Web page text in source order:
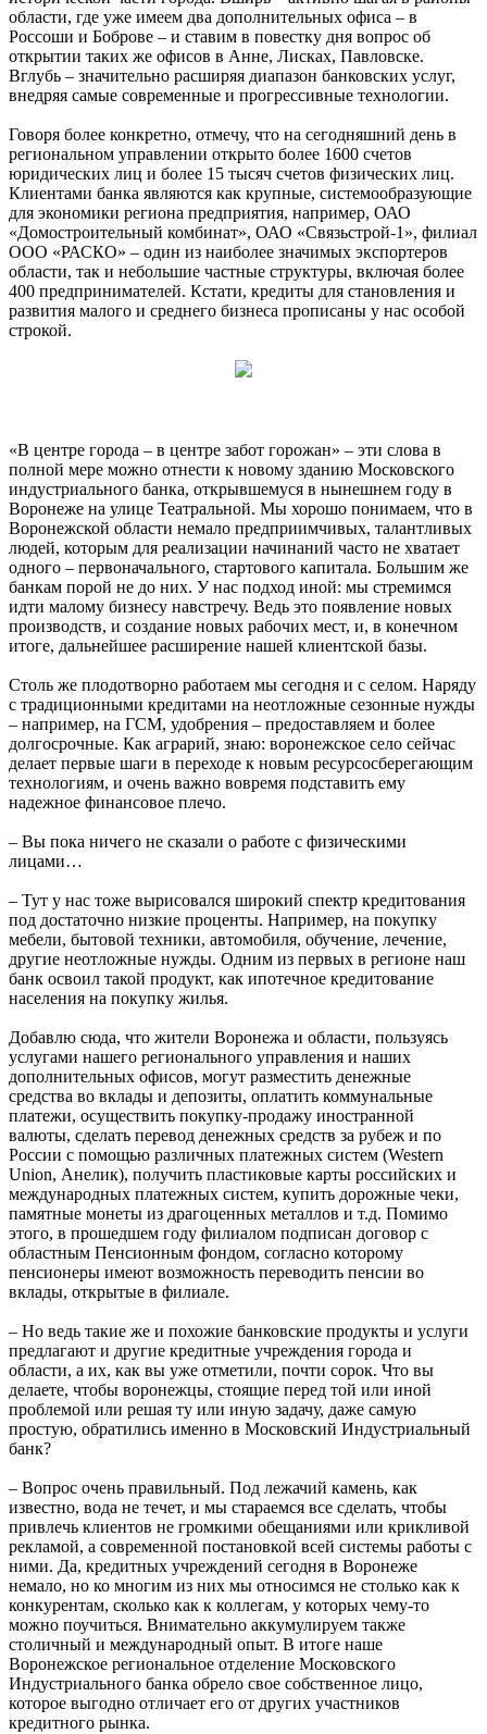
области, где уже имеем два дополнительных офиса – в
Россоши и Боброве – и ставим в повестку дня вопрос об
открытии таких же офисов в Анне, Лисках, Павловске.
Вглубь – значительно расширяя диапазон банковских услуг,
внедряя самые современные и прогрессивные технологии.
Говоря более конкретно, отмечу, что на сегодняшний день в
региональном управлении открыто более 1600 счетов
юридических лиц и более 15 тысяч счетов физических лиц.
Клиентами банка являются как крупные, системообразующие
для экономики региона предприятия, например, ОАО
«Домостроительный комбинат», ОАО «Связьстрой-1», филиал
ООО «РАСКО» – один из наиболее значимых экспортеров
области, так и небольшие частные структуры, включая более
400 предпринимателей. Кстати, кредиты для становления и
развития малого и среднего бизнеса прописаны у нас особой
строкой.
«В центре города – в центре забот горожан» – эти слова в
полной мере можно отнести к новому зданию Московского
индустриального банка, открывшемуся в нынешнем году в
Воронеже на улице Театральной. Мы хорошо понимаем, что в
Воронежской области немало предприимчивых, талантливых
людей, которым для реализации начинаний часто не хватает
одного – первоначального, стартового капитала. Большим же
банкам порой не до них. У нас подход иной: мы стремимся
идти малому бизнесу навстречу. Ведь это появление новых
производств, и создание новых рабочих мест, и, в конечном
итоге, дальнейшее расширение нашей клиентской базы.
Столь же плодотворно работаем мы сегодня и с селом. Наряду
с традиционными кредитами на неотложные сезонные нужды
– например, на ГСМ, удобрения – предоставляем и более
долгосрочные. Как аграрий, знаю: воронежское село сейчас
делает первые шаги в переходе к новым ресурсосберегающим
технологиям, и очень важно вовремя подставить ему
надежное финансовое плечо.
– Вы пока ничего не сказали о работе с физическими
лицами…
– Тут у нас тоже вырисовался широкий спектр кредитования
под достаточно низкие проценты. Например, на покупку
мебели, бытовой техники, автомобиля, обучение, лечение,
другие неотложные нужды. Одним из первых в регионе наш
банк освоил такой продукт, как ипотечное кредитование
населения на покупку жилья.
Добавлю сюда, что жители Воронежа и области, пользуясь
услугами нашего регионального управления и наших
дополнительных офисов, могут разместить денежные
средства во вклады и депозиты, оплатить коммунальные
платежи, осуществить покупку-продажу иностранной
валюты, сделать перевод денежных средств за рубеж и по
России с помощью различных платежных систем (Western
Union, Анелик), получить пластиковые карты российских и
международных платежных систем, купить дорожные чеки,
памятные монеты из драгоценных металлов и т.д. Помимо
этого, в прошедшем году филиалом подписан договор с
областным Пенсионным фондом, согласно которому
пенсионеры имеют возможность переводить пенсии во
вклады, открытые в филиале.
– Но ведь такие же и похожие банковские продукты и услуги
предлагают и другие кредитные учреждения города и
области, а их, как вы уже отметили, почти сорок. Что вы
делаете, чтобы воронежцы, стоящие перед той или иной
проблемой или решая ту или иную задачу, даже самую
простую, обратились именно в Московский Индустриальный
банк?
– Вопрос очень правильный. Под лежачий камень, как
известно, вода не течет, и мы стараемся все сделать, чтобы
привлечь клиентов не громкими обещаниями или крикливой
рекламой, а современной постановкой всей системы работы с
ними. Да, кредитных учреждений сегодня в Воронеже
немало, но ко многим из них мы относимся не столько как к
конкурентам, сколько как к коллегам, у которых чему-то
можно поучиться. Внимательно аккумулируем также
столичный и международный опыт. В итоге наше
Воронежское региональное отделение Московского
Индустриального банка обрело свое собственное лицо,
которое выгодно отличает его от других участников
кредитного рынка.